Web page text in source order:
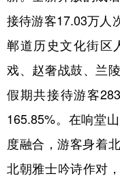
接待游客17.03万人
郸道历史文化街区
戏、赵奢战鼓、兰
假期共接待游客
165.85%。在响堂
度融合，游客身着
北朝雅士吟诗作对